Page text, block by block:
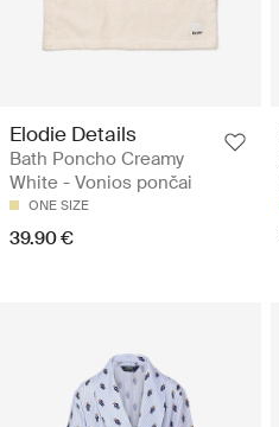
Elodie Details
Bath Poncho Creamy
White - Vonios pončai
ONE SIZE
39.90 €